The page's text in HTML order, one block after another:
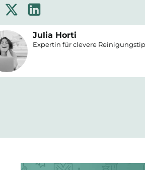
Julia Horti
Expertin für clevere